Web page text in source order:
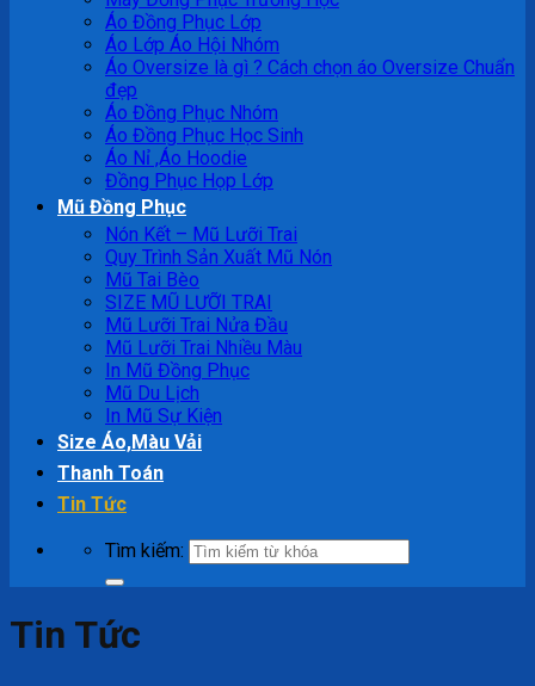
Áo Đồng Phục Lớp
Áo Lớp Áo Hội Nhóm
Áo Oversize là gì ? Cách chọn áo Oversize Chuẩn
đẹp
Áo Đồng Phục Nhóm
Áo Đồng Phục Học Sinh
Áo Nỉ ,Áo Hoodie
Đồng Phục Họp Lớp
Mũ Đồng Phục
Nón Kết – Mũ Lưỡi Trai
Quy Trình Sản Xuất Mũ Nón
Mũ Tai Bèo
SIZE MŨ LƯỠI TRAI
Mũ Lưỡi Trai Nửa Đầu
Mũ Lưỡi Trai Nhiều Màu
In Mũ Đồng Phục
Mũ Du Lịch
In Mũ Sự Kiện
Size Áo,Màu Vải
Thanh Toán
Tin Tức
Tìm kiếm:
Tin Tức